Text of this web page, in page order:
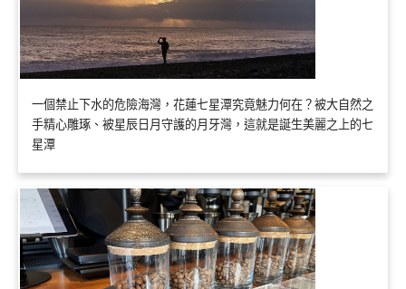
一個禁止下水的危險海灣，花蓮七星潭究竟魅力何在？被大自然之
手精心雕琢、被星辰日月守護的月牙灣，這就是誕生美麗之上的七
星潭